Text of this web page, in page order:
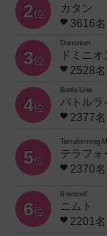
2位
カタン
3616名
3位
Dominion
ドミニオ
2528名
4位
Battle Line
バトルラ
2377名
5位
Terraforming
テラフォ
2370名
6位
6 nimmt!
ニムト
2201名